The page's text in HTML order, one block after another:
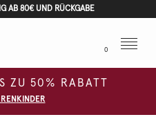
AB 80€ UND RÜCKGABE
0
Menu
ZU 50% RABATT
KINDER